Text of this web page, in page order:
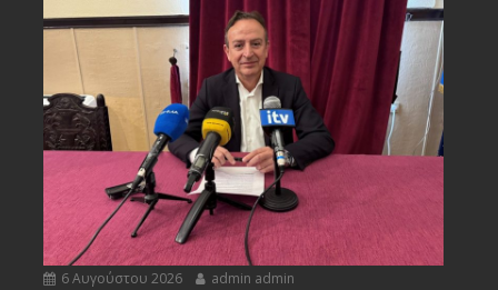
6 Αυγούστου 2026 admin admin